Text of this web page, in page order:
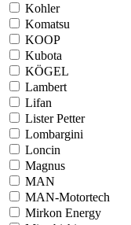
Kohler
Komatsu
KOOP
Kubota
KÖGEL
Lambert
Lifan
Lister Petter
Lombargini
Loncin
Magnus
MAN
MAN-Motortech
Mirkon Energy